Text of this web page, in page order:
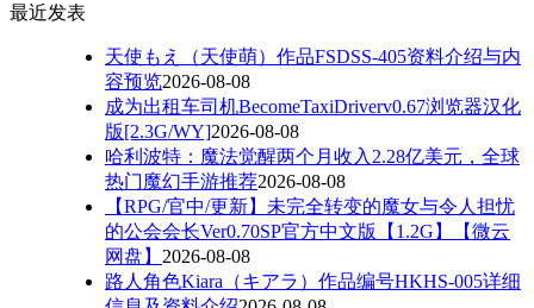
最近发表
天使もえ（天使萌）作品FSDSS-405资料介绍与内
容预览2026-08-08
成为出租车司机BecomeTaxiDriverv0.67浏览器汉化
版[2.3G/WY]2026-08-08
哈利波特：魔法觉醒两个月收入2.28亿美元，全球
热门魔幻手游推荐2026-08-08
【RPG/官中/更新】未完全转变的魔女与令人担忧
的公会会长Ver0.70SP官方中文版【1.2G】【微云
网盘】 2026-08-08
路人角色Kiara（キアラ）作品编号HKHS-005详细